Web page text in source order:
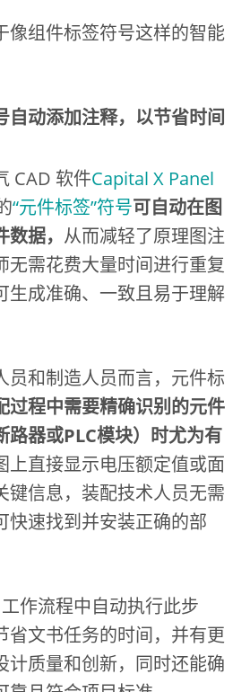
像组件标签符号这样的智能
自动添加注释，以节省时间
CAD 软件Capital X Panel
“元件标签”符号可自动在图
据， 从而减轻了原理图注
无需花费大量时间进行重复
生成准确、一致且易于理解
员和制造人员而言，元件标
过程中需要精确识别的元件
路器或PLC模块）时尤为有
上直接显示电压额定值或面
键信息，装配技术人员无需
快速找到并安装正确的部
作流程中自动执行此步
省文书任务的时间，并有更
计质量和创新，同时还能确